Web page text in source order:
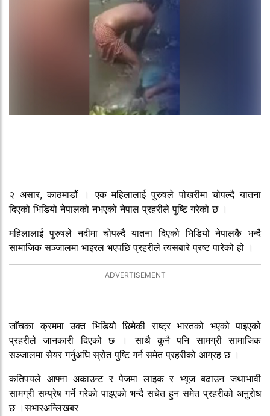
२ असार, काठमाडौं । एक महिलालाई पुरुषले पोखरीमा चोपल्दै यातना
दिएको भिडियो नेपालको नभएको नेपाल प्रहरीले पुष्टि गरेको छ ।
महिलालाई पुरुषले नदीमा चोपल्दै यातना दिएको भिडियो नेपालकै भन्दै
सामाजिक सञ्जालमा भाइरल भएपछि प्रहरीले त्यसबारे प्रष्ट पारेको हो ।
जाँचका क्रममा उक्त भिडियो छिमेकी राष्ट्र भारतको भएको पाइएको
प्रहरीले जानकारी दिएको छ । साथै कुनै पनि सामग्री सामाजिक
सञ्जालमा सेयर गर्नुअघि स्रोत पुष्टि गर्न समेत प्रहरीको आग्रह छ ।
कतिपयले आफ्ना अकाउन्ट र पेजमा लाइक र भ्यूज बढाउन जथाभावी
सामग्री सम्प्रेष गर्ने गरेको पाइएको भन्दै सचेत हुन समेत प्रहरीको अनुरोध
छ ।सभारअन्लिखबर